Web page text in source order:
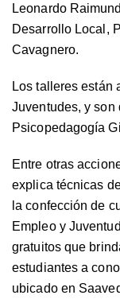
Leonardo
Desarrollo Local,
Cavagnero.
Los talleres están
Juventudes, y
Psicopedagogía
Entre otras
explica técnicas
la confección de
Empleo y
gratuitos que
estudiantes a
ubicado en